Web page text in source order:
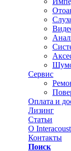
Сервис
Оплата и
Лизинг
Статьи
О
Контакты
Поиск